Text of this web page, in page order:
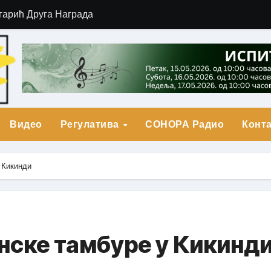
Друга Награда
награда
Видео Регулатива СОНОРА Радио
тамбуре у